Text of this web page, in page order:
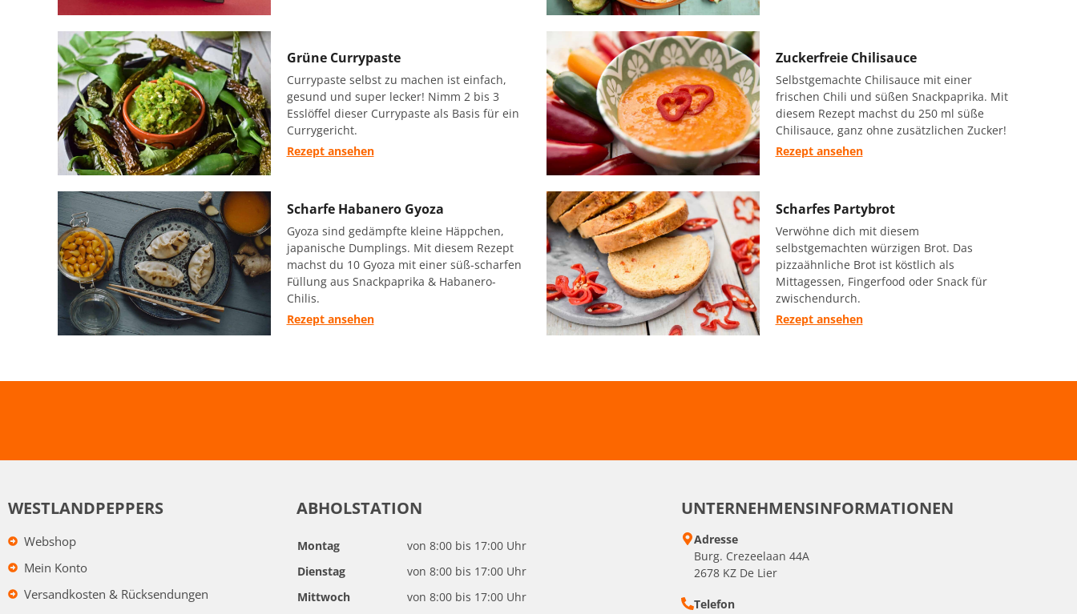
Grüne Currypaste
Currypaste selbst zu machen ist einfach,
gesund und super lecker! Nimm 2 bis 3
Esslöffel dieser Currypaste als Basis für ein
Currygericht.
Rezept ansehen
Zuckerfreie Chilisauce
Selbstgemachte Chilisauce mit einer
frischen Chili und süßen Snackpaprika. Mit
diesem Rezept machst du 250 ml süße
Chilisauce, ganz ohne zusätzlichen Zucker!
Rezept ansehen
Scharfe Habanero Gyoza
Gyoza sind gedämpfte kleine Häppchen,
japanische Dumplings. Mit diesem Rezept
machst du 10 Gyoza mit einer süß-scharfen
Füllung aus Snackpaprika & Habanero-
Chilis.
Rezept ansehen
Scharfes Partybrot
Verwöhne dich mit diesem
selbstgemachten würzigen Brot. Das
pizzaähnliche Brot ist köstlich als
Mittagessen, Fingerfood oder Snack für
zwischendurch.
Rezept ansehen
WESTLANDPEPPERS
Webshop
Mein Konto
Versandkosten & Rücksendungen
ABHOLSTATION
Montag
von 8:00 bis 17:00 Uhr
Dienstag
von 8:00 bis 17:00 Uhr
Mittwoch
von 8:00 bis 17:00 Uhr
UNTERNEHMENSINFORMATIONEN
Adresse
Burg. Crezeelaan 44A
2678 KZ De Lier
Telefon